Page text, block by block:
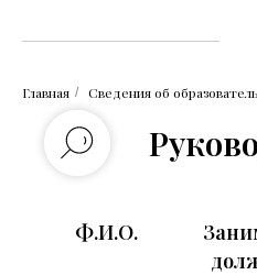
Главная / Сведения об
Ф.И.О.